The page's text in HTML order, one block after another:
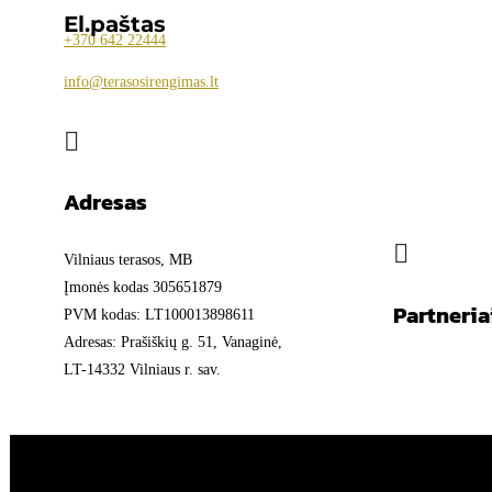
+370 642 22444
El.paštas
info@terasosirengimas.lt

Adresas
Vilniaus terasos, MB
Įmonės kodas 305651879
PVM kodas: LT100013898611
Adresas: Prašiškių g. 51, Vanaginė,
LT-14332 Vilniaus r. sav.
